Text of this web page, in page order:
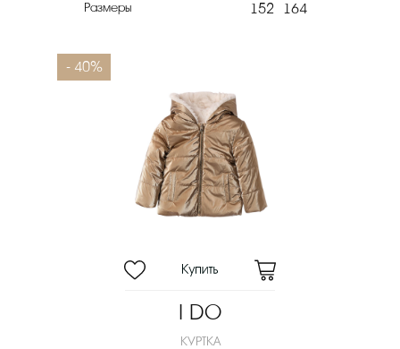
Размеры 152 164
- 40%
I DO
КУРТКА